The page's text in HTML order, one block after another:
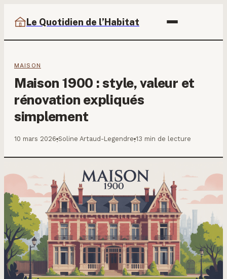
Le Quotidien de l’Habitat
MAISON
Maison 1900 : style, valeur et
rénovation expliqués
simplement
10 mars 2026·Soline Artaud-Legendre·13 min de lecture